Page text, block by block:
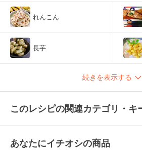
れんこん
長芋
続きを表示する
このレシピの関連カテゴリ・キ
あなたにイチオシの商品